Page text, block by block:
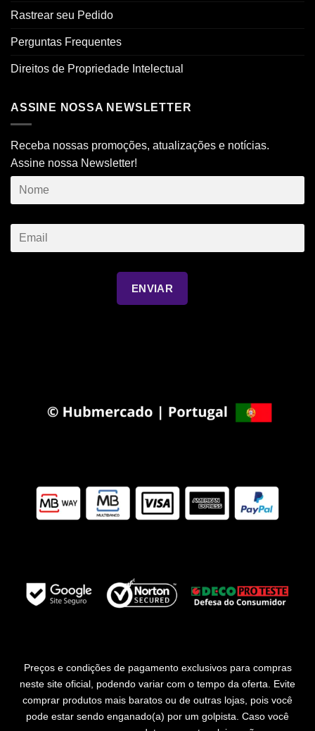
Rastrear seu Pedido
Perguntas Frequentes
Direitos de Propriedade Intelectual
ASSINE NOSSA NEWSLETTER
Receba nossas promoções, atualizações e notícias.
Assine nossa Newsletter!
ENVIAR
Preços e condições de pagamento exclusivos para compras
neste site oficial, podendo variar com o tempo da oferta. Evite
comprar produtos mais baratos ou de outras lojas, pois você
pode estar sendo enganado(a) por um golpista. Caso você